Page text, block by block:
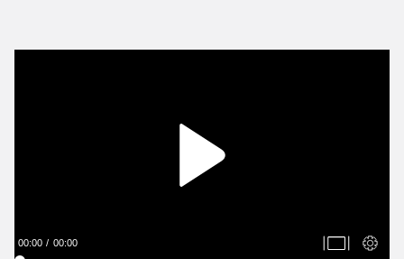
00:00 00:00